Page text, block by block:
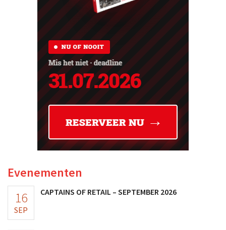
Evenementen
16
SEP
CAPTAINS OF RETAIL – SEPTEMBER 2026